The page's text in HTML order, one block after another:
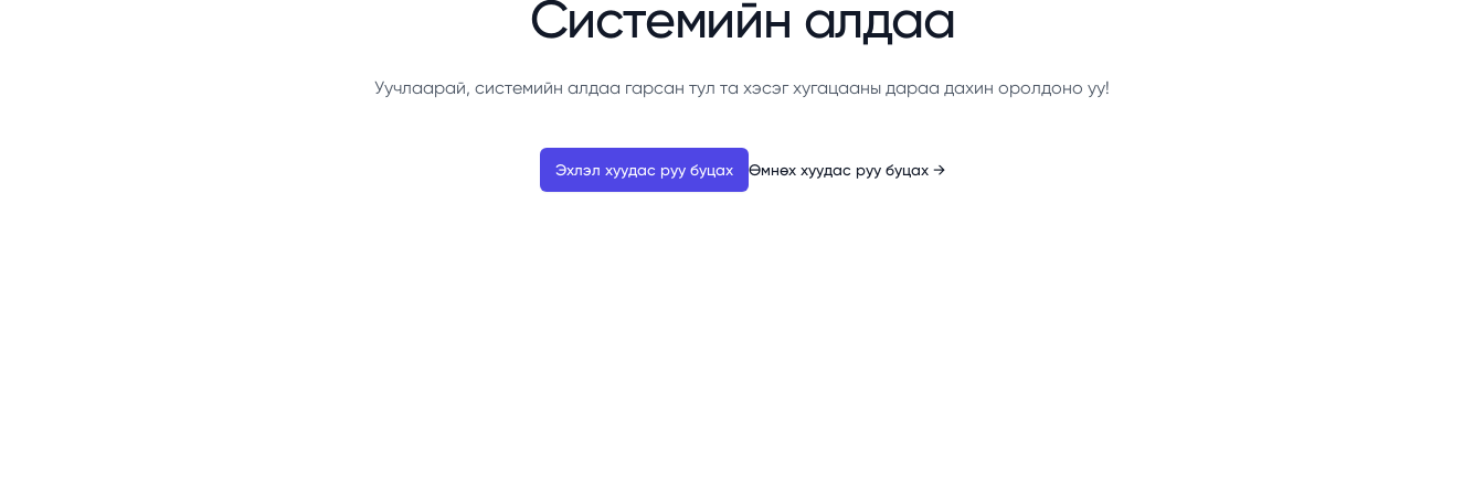
Системийн алдаа
Уучлаарай, системийн алдаа гарсан тул та хэсэг хугацааны дараа дахин оролдоно уу!
Эхлэл хуудас руу буцах Өмнөх хуудас руу буцах →